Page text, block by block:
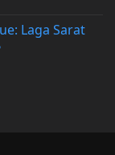
Laga Sarat